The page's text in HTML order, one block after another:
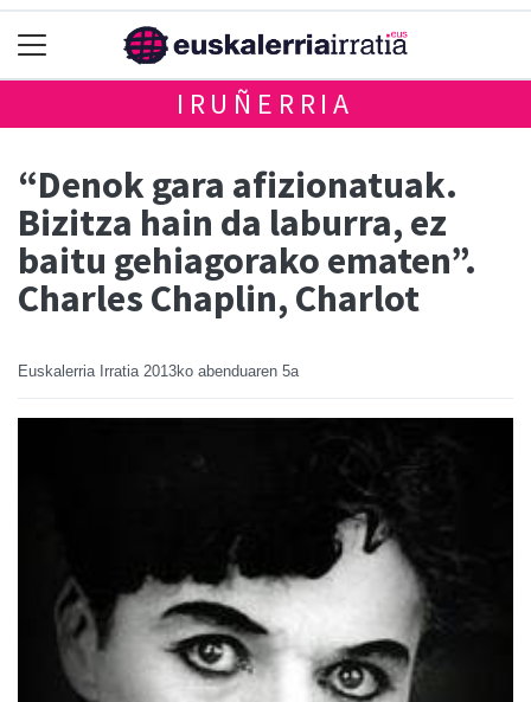
IRUÑERRIA
“Denok gara afizionatuak.
Bizitza hain da laburra, ez
baitu gehiagorako ematen”.
Charles Chaplin, Charlot
Euskalerria Irratia 2013ko abenduaren 5a